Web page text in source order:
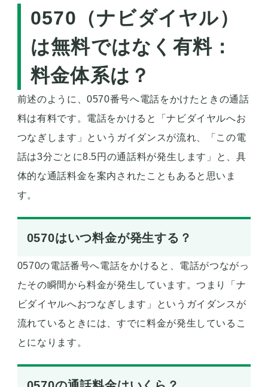
0570（ナビダイヤル）
は無料ではなく有料：
料金体系は？
前述のように、0570番号へ電話をかけたときの通話
料は有料です。電話をかけると「ナビダイヤルへお
つなぎします」というガイダンスが流れ、「この電
話は3分ごとに8.5円の通話料が発生します」と、具
体的な通話料金を案内されたこともあると思いま
す。
0570はいつ料金が発生する？
0570の電話番号へ電話をかけると、電話がつながっ
たその瞬間から料金が発生しています。つまり「ナ
ビダイヤルへおつなぎします」というガイダンスが
流れているときには、すでに料金が発生しているこ
とになります。